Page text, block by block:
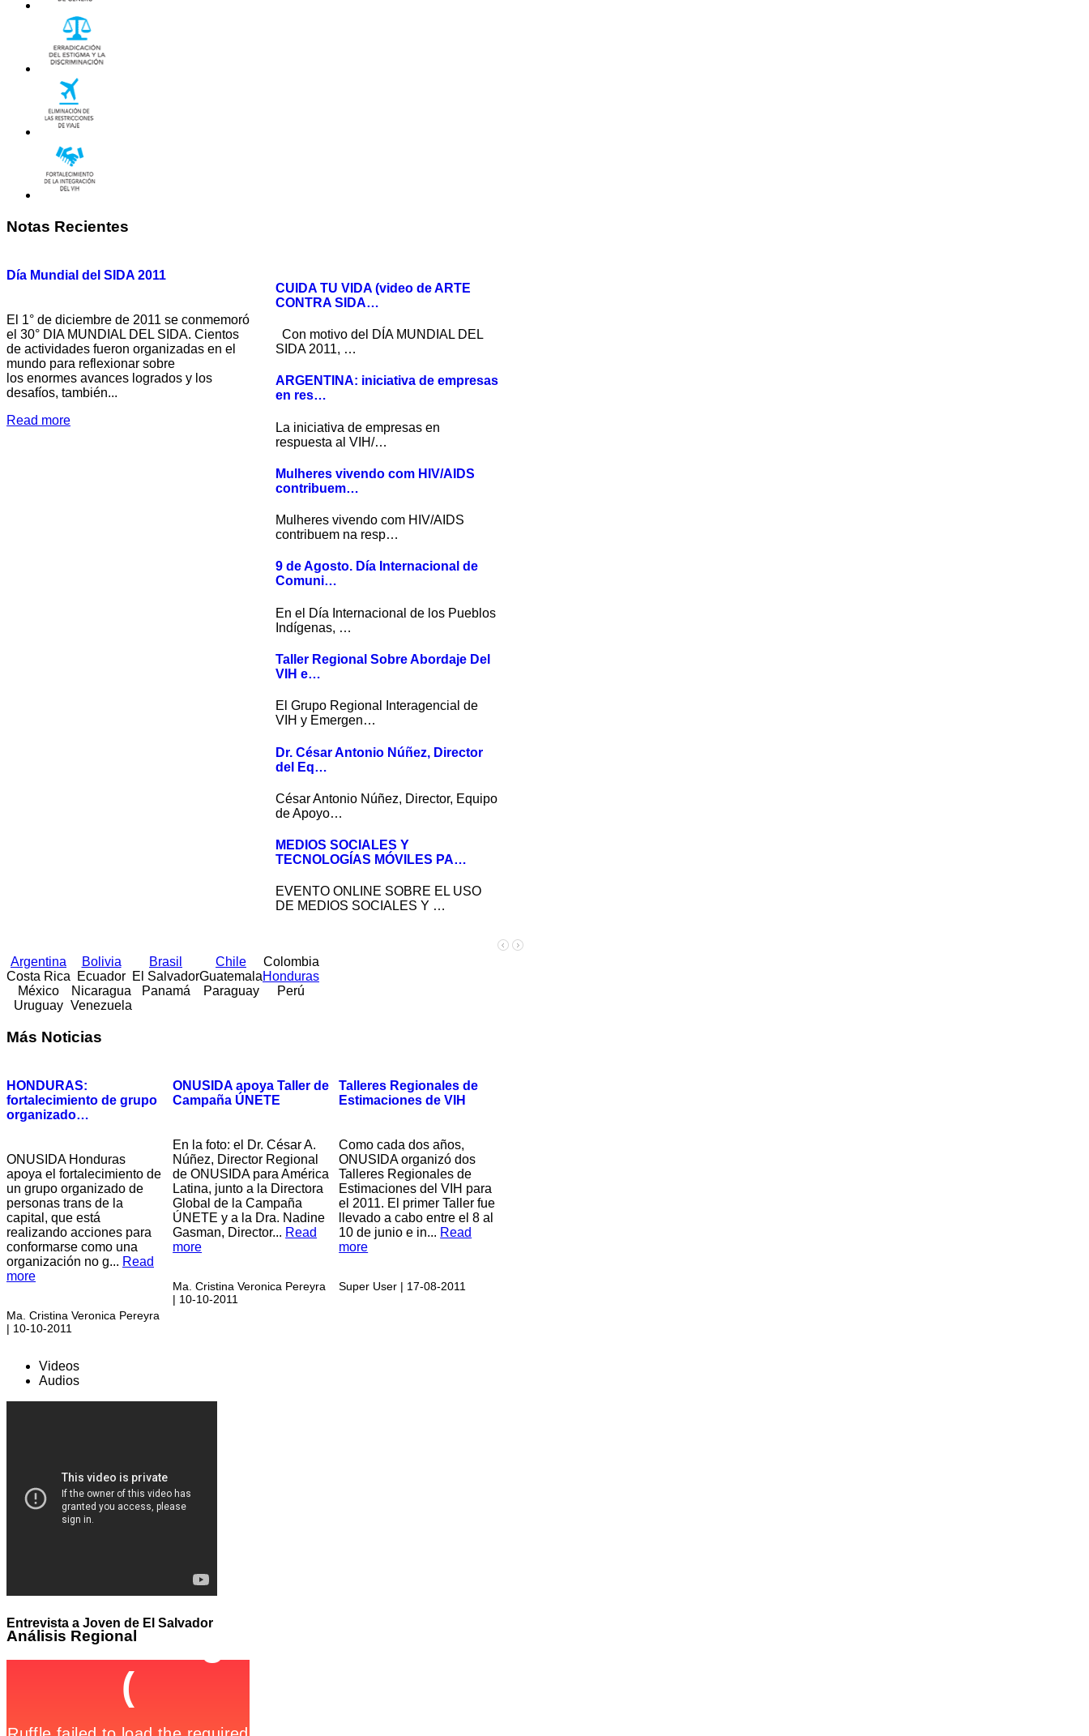
Notas Recientes
Día Mundial del SIDA 2011
El 1° de diciembre de 2011 se conmemoró
el 30° DIA MUNDIAL DEL SIDA. Cientos
de actividades fueron organizadas en el
mundo para reflexionar sobre
los enormes avances logrados y los
desafíos, también...
Read more
CUIDA TU VIDA (video de ARTE
CONTRA SIDA…
Con motivo del DÍA MUNDIAL DEL
SIDA 2011, …
ARGENTINA: iniciativa de empresas
en res…
La iniciativa de empresas en
respuesta al VIH/…
Mulheres vivendo com HIV/AIDS
contribuem…
Mulheres vivendo com HIV/AIDS
contribuem na resp…
9 de Agosto. Día Internacional de
Comuni…
En el Día Internacional de los Pueblos
Indígenas, …
Taller Regional Sobre Abordaje Del
VIH e…
El Grupo Regional Interagencial de
VIH y Emergen…
Dr. César Antonio Núñez, Director
del Eq…
César Antonio Núñez, Director, Equipo
de Apoyo…
MEDIOS SOCIALES Y
TECNOLOGÍAS MÓVILES PA…
EVENTO ONLINE SOBRE EL USO
DE MEDIOS SOCIALES Y …
Argentina Bolivia Brasil Chile
Colombia
Costa Rica
Ecuador El SalvadorGuatemalaHonduras
México
Nicaragua Panamá Paraguay
Perú
Uruguay Venezuela
Más Noticias
HONDURAS:
fortalecimiento de grupo
organizado…
ONUSIDA Honduras
apoya el fortalecimiento de
un grupo organizado de
personas trans de la
capital, que está
realizando acciones para
conformarse como una
organización no g... Read
more
Ma. Cristina Veronica Pereyra
| 10-10-2011
ONUSIDA apoya Taller de
Campaña ÚNETE
En la foto: el Dr. César A.
Núñez, Director Regional
de ONUSIDA para América
Latina, junto a la Directora
Global de la Campaña
ÚNETE y a la Dra. Nadine
Gasman, Director... Read
more
Ma. Cristina Veronica Pereyra
| 10-10-2011
Talleres Regionales de
Estimaciones de VIH
Como cada dos años,
ONUSIDA organizó dos
Talleres Regionales de
Estimaciones del VIH para
el 2011. El primer Taller fue
llevado a cabo entre el 8 al
10 de junio e in... Read
more
Super User | 17-08-2011
Videos
Audios
Entrevista a Joven de El Salvador
Análisis Regional